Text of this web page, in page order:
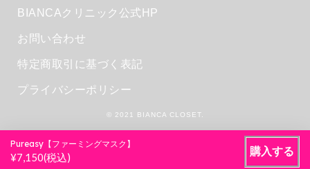
Pureasy【ファーミングマスク】
¥7,150(税込) 購入する
BIANCAクリニック公式HP
お問い合わせ
特定商取引に基づく表記
プライバシーポリシー
© 2021 BIANCA CLOSET.